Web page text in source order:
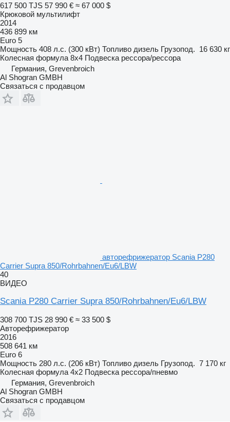
617 500 TJS 57 990 € ≈ 67 000 $
Крюковой мультилифт
2014
436 899 км
Euro 5
Мощность 408 л.с. (300 кВт) Топливо дизель Грузопод. 16 630 кг
Колесная формула 8x4 Подвеска рессора/рессора
Германия, Grevenbroich
Al Shogran GMBH
Связаться с продавцом
авторефрижератор Scania P280
Carrier Supra 850/Rohrbahnen/Eu6/LBW
40
ВИДЕО
Scania P280 Carrier Supra 850/Rohrbahnen/Eu6/LBW
308 700 TJS 28 990 € ≈ 33 500 $
Авторефрижератор
2016
508 641 км
Euro 6
Мощность 280 л.с. (206 кВт) Топливо дизель Грузопод. 7 170 кг
Колесная формула 4x2 Подвеска рессора/пневмо
Германия, Grevenbroich
Al Shogran GMBH
Связаться с продавцом